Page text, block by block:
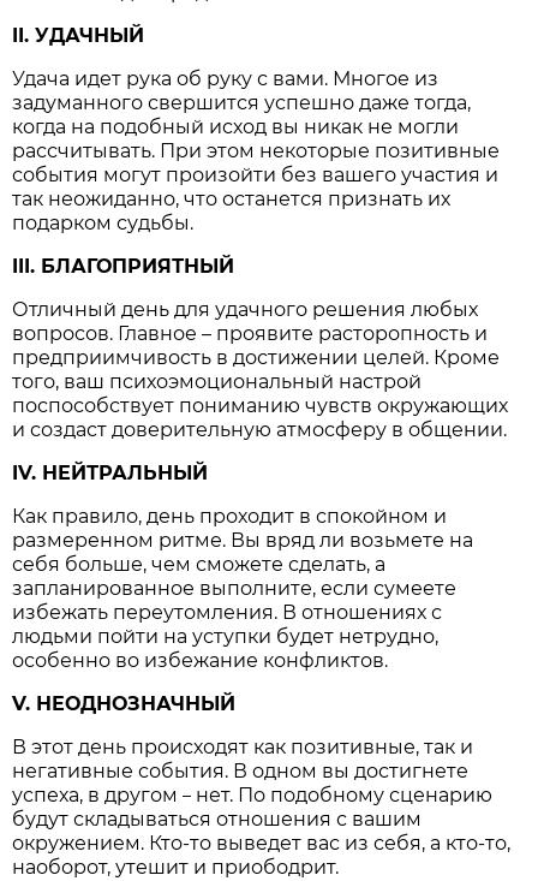
II. УДАЧНЫЙ
Удача идет рука об руку с вами. Многое из
задуманного свершится успешно даже тогда,
когда на подобный исход вы никак не могли
рассчитывать. При этом некоторые позитивные
события могут произойти без вашего участия и
так неожиданно, что останется признать их
подарком судьбы.
III. БЛАГОПРИЯТНЫЙ
Отличный день для удачного решения любых
вопросов. Главное – проявите расторопность и
предприимчивость в достижении целей. Кроме
того, ваш психоэмоциональный настрой
поспособствует пониманию чувств окружающих
и создаст доверительную атмосферу в общении.
IV. НЕЙТРАЛЬНЫЙ
Как правило, день проходит в спокойном и
размеренном ритме. Вы вряд ли возьмете на
себя больше, чем сможете сделать, а
запланированное выполните, если сумеете
избежать переутомления. В отношениях с
людьми пойти на уступки будет нетрудно,
особенно во избежание конфликтов.
V. НЕОДНОЗНАЧНЫЙ
В этот день происходят как позитивные, так и
негативные события. В одном вы достигнете
успеха, в другом– нет. По подобному сценарию
будут складываться отношения с вашим
окружением. Кто-то выведет вас из себя, а кто-то,
наоборот, утешит и приободрит.